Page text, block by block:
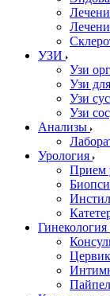
УЗИ
Узи
Узи
Узи
Узи
Анализы
Урология
Прием
Гинекология